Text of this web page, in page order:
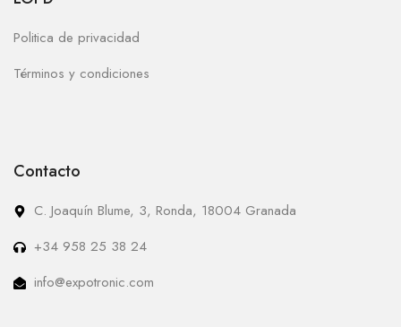
Politica de privacidad
Términos y condiciones
Contacto
C. Joaquín Blume, 3, Ronda, 18004 Granada
+34 958 25 38 24
info@expotronic.com